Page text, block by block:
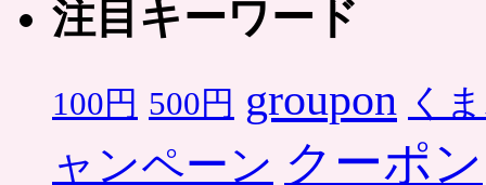
注目キーワード
100円 500円 groupon く
ャンペーン クーポン